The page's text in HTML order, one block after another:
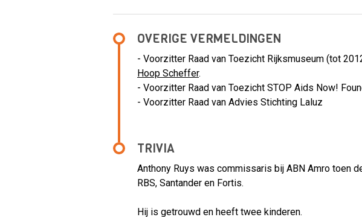
OVERIGE VERMELDINGEN
- Voorzitter Raad van Toezicht Rijksmuseum (tot
Hoop Scheffer.
- Voorzitter Raad van Toezicht STOP Aids Now!
- Voorzitter Raad van Advies Stichting Laluz
TRIVIA
Anthony Ruys was commissaris bij ABN Amro toen
RBS, Santander en Fortis.
Hij is getrouwd en heeft twee kinderen.